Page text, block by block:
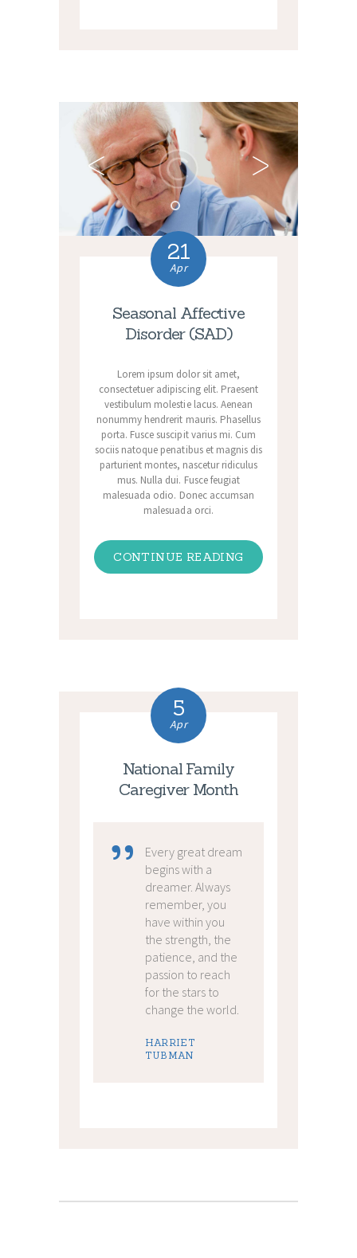
21
Apr
Seasonal Affective
Disorder (SAD)
Lorem ipsum dolor sit amet,
consectetuer adipiscing elit. Praesent
vestibulum molestie lacus. Aenean
nonummy hendrerit mauris. Phasellus
porta. Fusce suscipit varius mi. Cum
sociis natoque penatibus et magnis dis
parturient montes, nascetur ridiculus
mus. Nulla dui. Fusce feugiat
malesuada odio. Donec accumsan
malesuada orci.
CONTINUE READING
5
Apr
National Family
Caregiver Month
Every great dream
begins with a
dreamer. Always
remember, you
have within you
the strength, the
patience, and the
passion to reach
for the stars to
change the world.
HARRIET
TUBMAN